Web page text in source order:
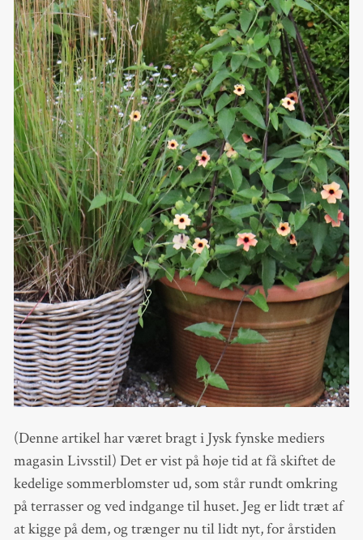
(Denne artikel har været bragt i Jysk fynske mediers
magasin Livsstil) Det er vist på høje tid at få skiftet de
kedelige sommerblomster ud, som står rundt omkring
på terrasser og ved indgange til huset. Jeg er lidt træt af
at kigge på dem, og trænger nu til lidt nyt, for årstiden